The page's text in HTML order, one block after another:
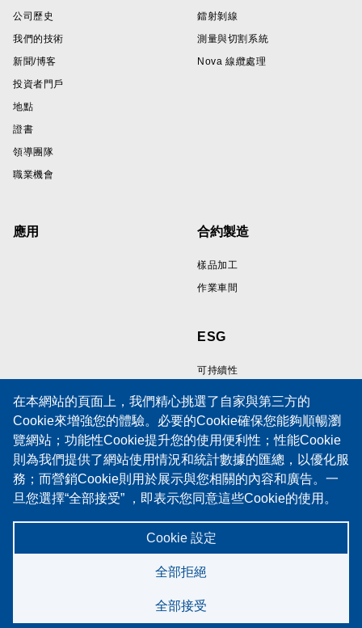
在本網站的頁面上，我們精心挑選了自家與第三方的
Cookie來增強您的體驗。必要的Cookie確保您能夠順暢瀏
覽網站；功能性Cookie提升您的使用便利性；性能Cookie
則為我們提供了網站使用情況和統計數據的匯總，以優化服
務；而營銷Cookie則用於展示與您相關的內容和廣告。一
旦您選擇“全部接受” ，即表示您同意這些Cookie的使用。
「設定」中隨時撤銷未來的同意。
Cookie 設定
全部拒絕
全部接受
公司歷史
我們的技術
新聞/博客
投資者門戶
地點
證書
領導團隊
職業機會
鐳射剝線
測量與切割系統
Nova 線纜處理
應用 合約製造
樣品加工
作業車間
ESG
可持續性
資源
線纜樣品展示區
技術論文
政策
支持
技術支援
培訓
服務請求表